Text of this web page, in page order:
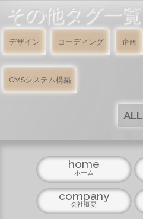
その他タグ一覧
デザイン コーディング 企画
CMSシステム構築
ALL
home
ホーム
company
会社概要